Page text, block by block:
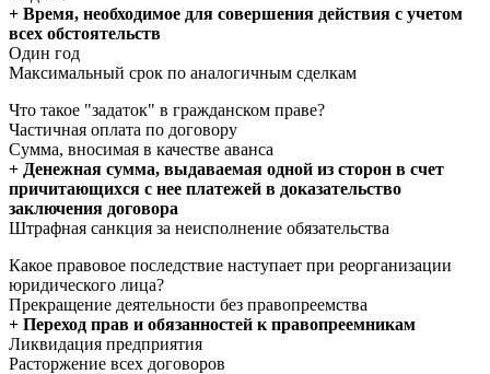
+ Время, необходимое для совершения действия с учетом
всех обстоятельств
Один год
Максимальный срок по аналогичным сделкам
Что такое "задаток" в гражданском праве?
Частичная оплата по договору
Сумма, вносимая в качестве аванса
+ Денежная сумма, выдаваемая одной из сторон в счет
причитающихся с нее платежей в доказательство
заключения договора
Штрафная санкция за неисполнение обязательства
Какое правовое последствие наступает при реорганизации
юридического лица?
Прекращение деятельности без правопреемства
+ Переход прав и обязанностей к правопреемникам
Ликвидация предприятия
Расторжение всех договоров